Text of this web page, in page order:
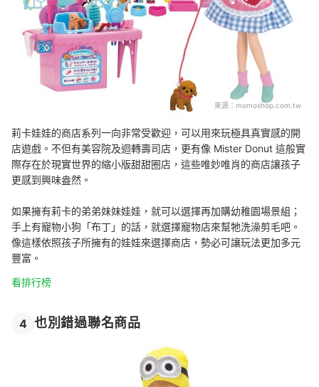
來源： momoshop.com.tw
莉卡娃娃的商店系列一向非常受歡迎，可以用來玩極具真實感的開
店遊戲。不但有美容院及迴轉壽司店，更有像 Mister Donut 這般實
際存在於現實世界的縮小版甜甜圈店，這些唯妙唯肖的商店讓孩子
更感到興味盎然。
如果擁有莉卡的弟弟妹妹娃娃，就可以選擇再加購幼稚園場景組；
手上有寵物小狗「布丁」的話，就選擇寵物店來幫牠洗澡剪毛吧。
像這樣依照孩子所擁有的娃娃來選擇商店，勢必可讓玩法更加多元
豐富。
看排行榜
4 也別錯過聯名商品